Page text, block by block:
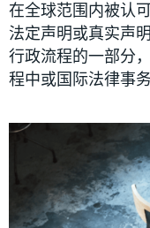
在全球范围内被认
法定声明或真实声
行政流程的一部分
程中或国际法律事务